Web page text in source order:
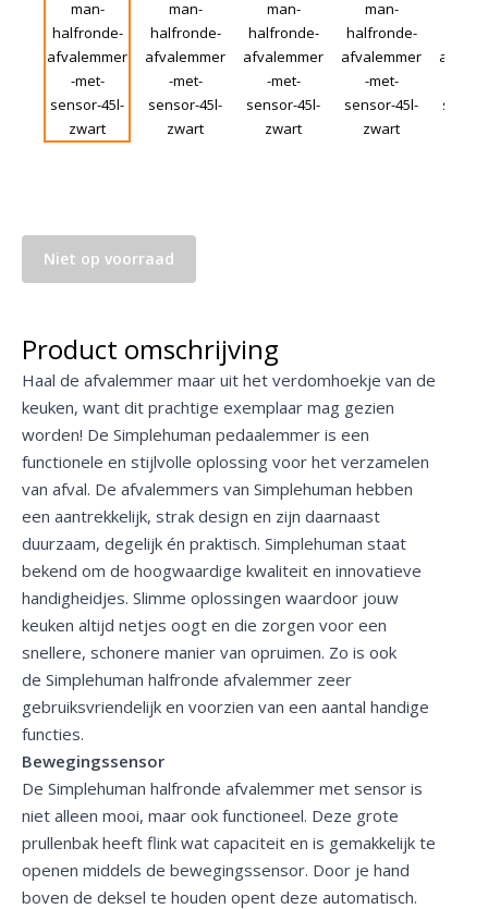
Niet op voorraad
Product omschrijving
Haal de afvalemmer maar uit het verdomhoekje van de
keuken, want dit prachtige exemplaar mag gezien
worden! De Simplehuman pedaalemmer is een
functionele en stijlvolle oplossing voor het verzamelen
van afval. De afvalemmers van Simplehuman hebben
een aantrekkelijk, strak design en zijn daarnaast
duurzaam, degelijk én praktisch. Simplehuman staat
bekend om de hoogwaardige kwaliteit en innovatieve
handigheidjes. Slimme oplossingen waardoor jouw
keuken altijd netjes oogt en die zorgen voor een
snellere, schonere manier van opruimen. Zo is ook
de Simplehuman halfronde afvalemmer zeer
gebruiksvriendelijk en voorzien van een aantal handige
functies.
Bewegingssensor
De Simplehuman halfronde afvalemmer met sensor is
niet alleen mooi, maar ook functioneel. Deze grote
prullenbak heeft flink wat capaciteit en is gemakkelijk te
openen middels de bewegingssensor. Door je hand
boven de deksel te houden opent deze automatisch.